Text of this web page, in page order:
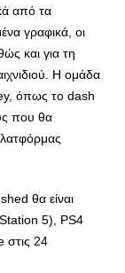
από τα
γραφικά, οι
και για τη
Η ομάδα
όπως το dash
που θα
θα είναι
5), PS4
στις 24